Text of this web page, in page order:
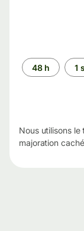
Période
48 h 1
Nous utilisons
majoration